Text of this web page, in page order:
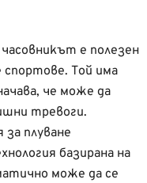
е полезен
спортове. Той има
че може да
тревоги.
за плуване
базирана на
може да се